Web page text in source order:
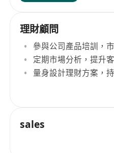
理財顧問
參與公司產品培訓，
定期市場分析，提升
量身設計理財方案，
sales